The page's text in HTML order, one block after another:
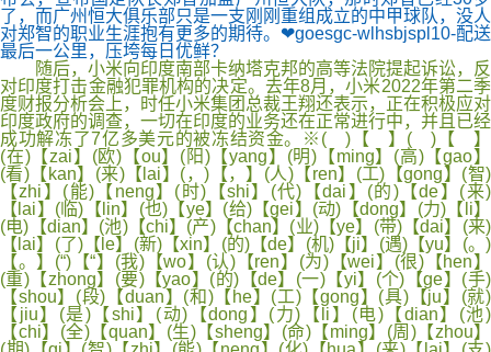
了，而广州恒大俱乐部只是一支刚刚重组成立的中甲球队，没人
对郑智的职业生涯抱有更多的期待。❤goesgc-wlhsbjspl10-配送
最后一公里，压垮每日优鲜？
随后，小米向印度南部卡纳塔克邦的高等法院提起诉讼，反
对印度打击金融犯罪机构的决定。去年8月，小米2022年第二季
度财报分析会上，时任小米集团总裁王翔还表示，正在积极应对
印度政府的调查，一切在印度的业务还在正常进行中，并且已经
成功解冻了7亿多美元的被冻结资金。※( )【 】( )【 】
(在)【zai】(欧)【ou】(阳)【yang】(明)【ming】(高)【gao】
(看)【kan】(来)【lai】(，)【，】(人)【ren】(工)【gong】(智)
【zhi】(能)【neng】(时)【shi】(代)【dai】(的)【de】(来)
【lai】(临)【lin】(也)【ye】(给)【gei】(动)【dong】(力)【li】
(电)【dian】(池)【chi】(产)【chan】(业)【ye】(带)【dai】(来)
【lai】(了)【le】(新)【xin】(的)【de】(机)【ji】(遇)【yu】(。)
【。】(“)【“】(我)【wo】(认)【ren】(为)【wei】(很)【hen】
(重)【zhong】(要)【yao】(的)【de】(一)【yi】(个)【ge】(手)
【shou】(段)【duan】(和)【he】(工)【gong】(具)【ju】(就)
【jiu】(是)【shi】(动)【dong】(力)【li】(电)【dian】(池)
【chi】(全)【quan】(生)【sheng】(命)【ming】(周)【zhou】